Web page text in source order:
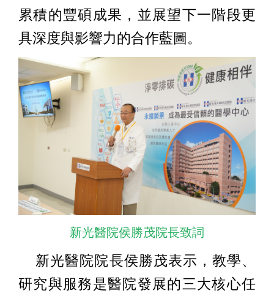
累積的豐碩成果，並展望下一階段更
具深度與影響力的合作藍圖。
新光醫院侯勝茂院長致詞
新光醫院院長侯勝茂表示，教學、
研究與服務是醫院發展的三大核心任